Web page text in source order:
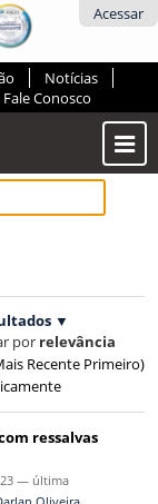
Acessar
Notícias
Fale Conosco
ou
por relevância
Recente Primeiro)
ressalvas
— última